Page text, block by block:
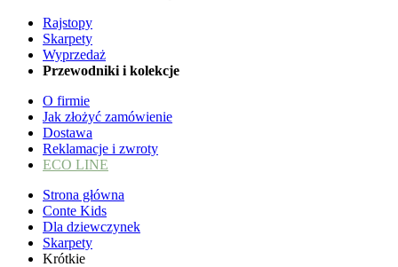
Rajstopy
Skarpety
Wyprzedaż
Przewodniki i kolekcje
O firmie
Jak złożyć zamówienie
Dostawa
Reklamacje i zwroty
ECO LINE
Strona główna
Conte Kids
Dla dziewczynek
Skarpety
Krótkie